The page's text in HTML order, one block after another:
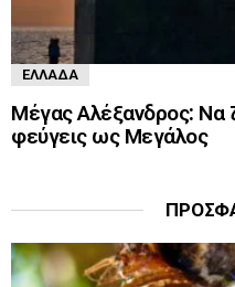
ΕΛΛΆΔΑ
Μέγας Αλέξανδρος: Να
φεύγεις ως Μεγάλος